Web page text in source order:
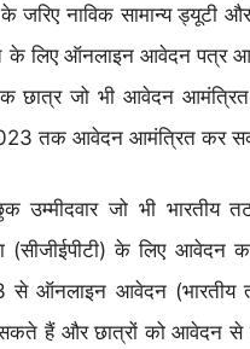
के जरिए नाविक सामान्य ड्यूटी
लिए ऑनलाइन आवेदन पत्र
छात्र जो भी आवेदन
तक आवेदन आमंत्रित कर
उम्मीदवार जो भी भारतीय
(सीजीईपीटी) के लिए आवेदन
से ऑनलाइन आवेदन (भारतीय
हैं और छात्रों को आवेदन से